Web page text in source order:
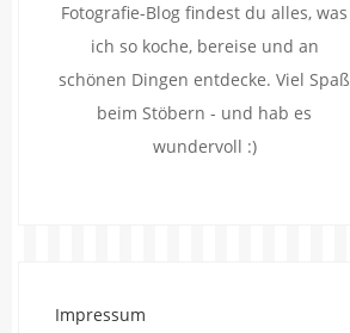
Fotografie-Blog findest du alles, was
ich so koche, bereise und an
schönen Dingen entdecke. Viel Spaß
beim Stöbern - und hab es
wundervoll :)
Impressum